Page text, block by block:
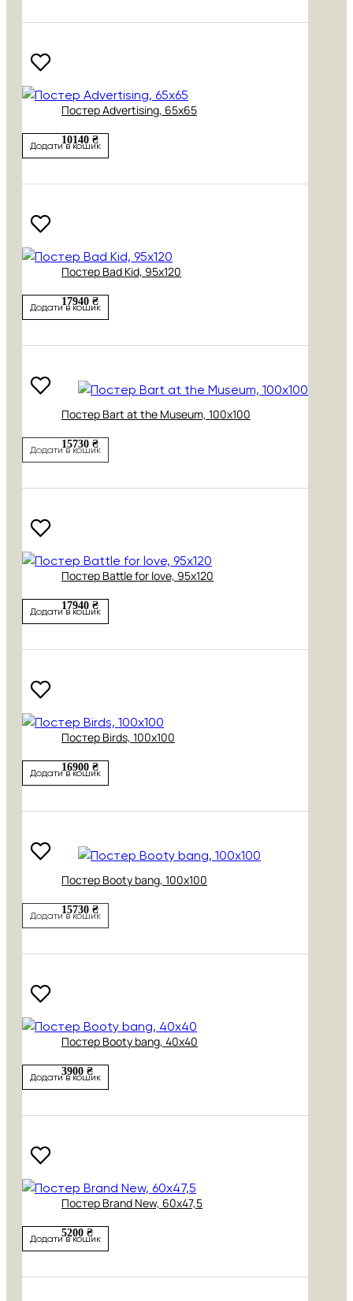
Постер Advertising, 65х65
10140 ₴
Додати в кошик
Постер Bad Kid, 95х120
17940 ₴
Додати в кошик
Постер Bart at the Museum, 100х100
15730 ₴
Додати в кошик
Постер Battle for love, 95х120
17940 ₴
Додати в кошик
Постер Birds, 100х100
16900 ₴
Додати в кошик
Постер Booty bang, 100х100
15730 ₴
Додати в кошик
Постер Booty bang, 40х40
3900 ₴
Додати в кошик
Постер Brand New, 60х47,5
5200 ₴
Додати в кошик